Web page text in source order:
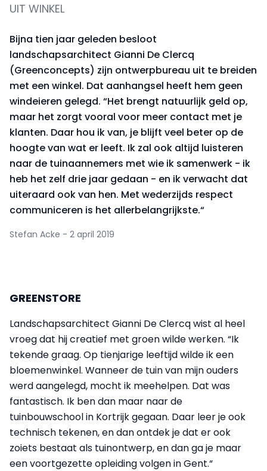
UIT WINKEL
Bijna tien jaar geleden besloot
landschapsarchitect Gianni De Clercq
(Greenconcepts) zijn ontwerpbureau uit te breiden
met een winkel. Dat aanhangsel heeft hem geen
windeieren gelegd. “Het brengt natuurlijk geld op,
maar het zorgt vooral voor meer contact met je
klanten. Daar hou ik van, je blijft veel beter op de
hoogte van wat er leeft. Ik zal ook altijd luisteren
naar de tuinaannemers met wie ik samenwerk - ik
heb het zelf drie jaar gedaan - en ik verwacht dat
uiteraard ook van hen. Met wederzijds respect
communiceren is het allerbelangrijkste.“
Stefan Acke - 2 april 2019
GREENSTORE
Landschapsarchitect Gianni De Clercq wist al heel
vroeg dat hij creatief met groen wilde werken. “Ik
tekende graag. Op tienjarige leeftijd wilde ik een
bloemenwinkel. Wanneer de tuin van mijn ouders
werd aangelegd, mocht ik meehelpen. Dat was
fantastisch. Ik ben dan maar naar de
tuinbouwschool in Kortrijk gegaan. Daar leer je ook
technisch tekenen, en dan ontdek je dat er ook
zoiets bestaat als tuinontwerp, en dan ga je maar
een voortgezette opleiding volgen in Gent.“